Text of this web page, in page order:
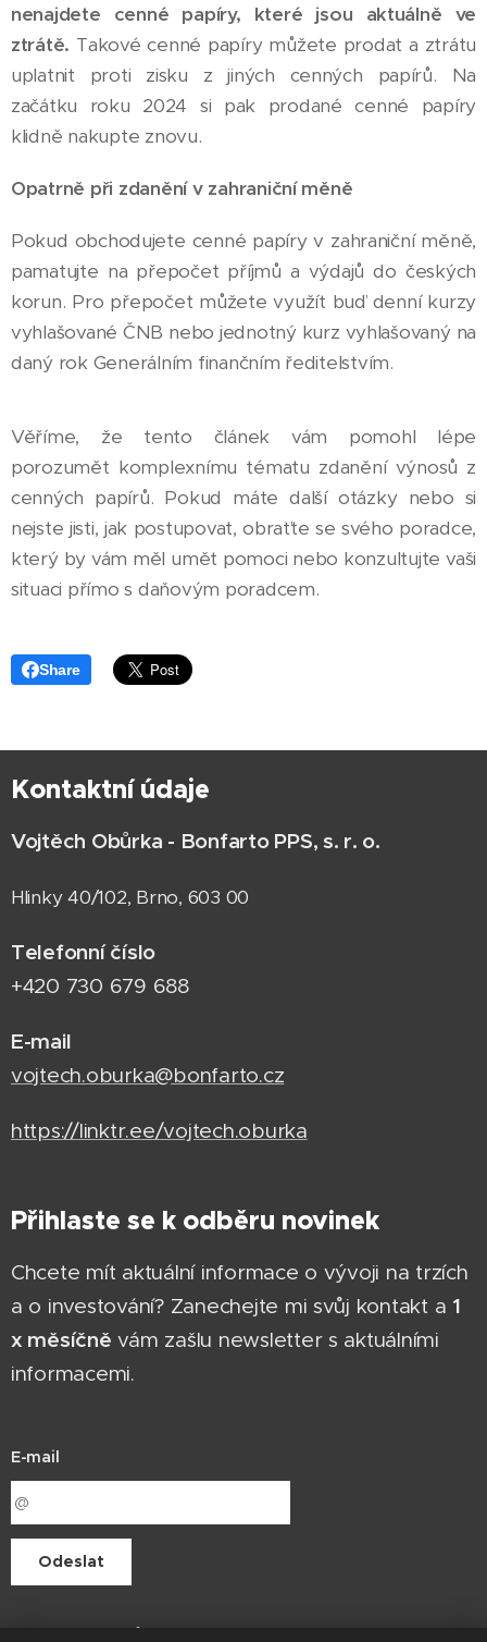
nenajdete cenné papíry, které jsou aktuálně ve
ztrátě. Takové cenné papíry můžete prodat a ztrátu
uplatnit proti zisku z jiných cenných papírů. Na
začátku roku 2024 si pak prodané cenné papíry
klidně nakupte znovu.
Opatrně při zdanění v zahraniční měně
Pokud obchodujete cenné papíry v zahraniční měně,
pamatujte na přepočet příjmů a výdajů do českých
korun. Pro přepočet můžete využít buď denní kurzy
vyhlašované ČNB nebo jednotný kurz vyhlašovaný na
daný rok Generálním finančním ředitelstvím.
Věříme, že tento článek vám pomohl lépe
porozumět komplexnímu tématu zdanění výnosů z
cenných papírů. Pokud máte další otázky nebo si
nejste jisti, jak postupovat, obraťte se svého poradce,
který by vám měl umět pomoci nebo konzultujte vaši
situaci přímo s daňovým poradcem.
Share
Kontaktní údaje
Vojtěch Obůrka - Bonfarto PPS, s. r. o.
Hlinky 40/102, Brno, 603 00
Telefonní číslo
+420 730 679 688
E-mail
vojtech.oburka@bonfarto.cz
https://linktr.ee/vojtech.oburka
Přihlaste se k odběru novinek
Chcete mít aktuální informace o vývoji na trzích
a o investování? Zanechejte mi svůj kontakt a 1
x měsíčně vám zašlu newsletter s aktuálními
informacemi.
E-mail
Odeslat
Vojtěch Obůrka je vázaným zástupcem společnosti In